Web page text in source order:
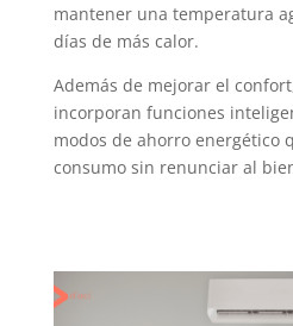
mantener una temperatura
días de más calor.
Además de mejorar el
incorporan funciones
modos de ahorro energético
consumo sin renunciar al